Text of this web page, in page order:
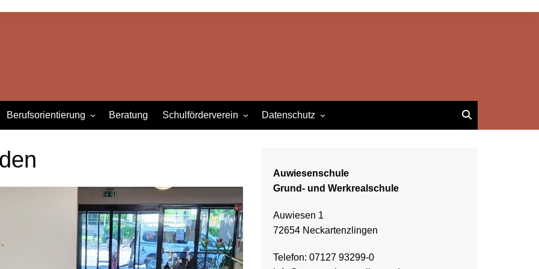
Berufsorientierung
Überblick
Kooperationspartner
Berufsberater
Berufliche Schulen
Die Kammern – HWK & IHK
Praktika
Links zur Berufsorientierung
Beratung Schulförderverein Datenschutz
Auwiesenschule
Grund- und Werkrealschule
Auwiesen 1
72654 Neckartenzlingen
Telefon: 07127 93299-0